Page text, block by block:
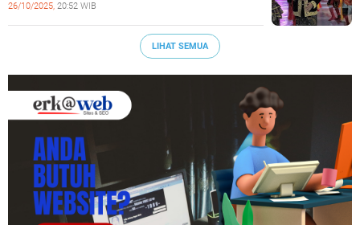
26/10/2025, 20:52 WIB
LIHAT SEMUA